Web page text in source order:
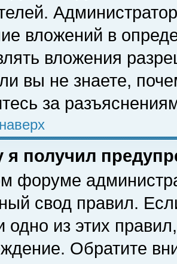
вложений в
вложения
вы не знаете,
за
я получил
форуме
свод правил.
одно из этих
Обратите